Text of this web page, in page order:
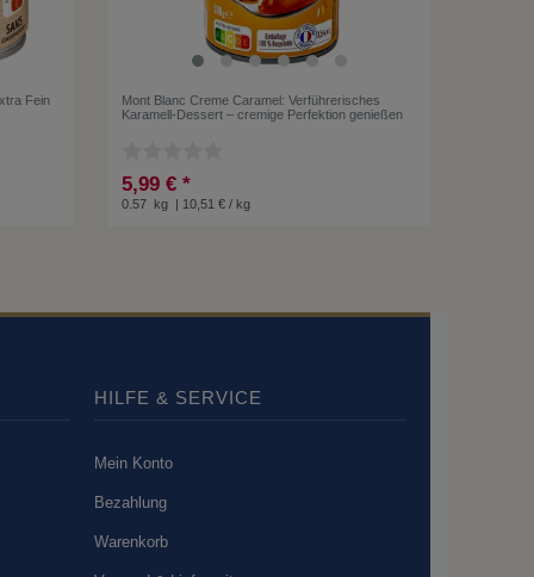
Fein
Mont Blanc Creme Caramel: Verführerisches
Karamell-Dessert – cremige Perfektion genießen
5,99 € *
0.57 kg | 10,51 € / kg
HILFE & SERVICE
Mein Konto
Bezahlung
Warenkorb